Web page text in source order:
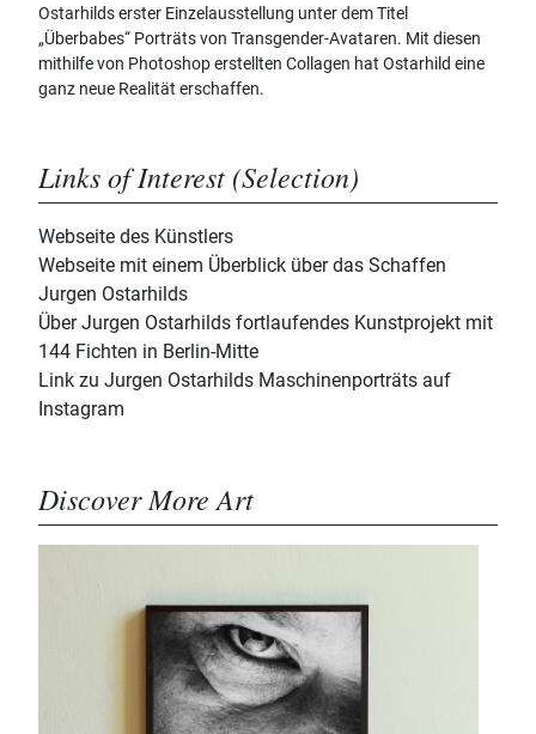
Ostarhilds erster Einzelausstellung unter dem Titel
„Überbabes“ Porträts von Transgender-Avataren. Mit diesen
mithilfe von Photoshop erstellten Collagen hat Ostarhild eine
ganz neue Realität erschaffen.
Links of Interest (Selection)
Webseite des Künstlers
Webseite mit einem Überblick über das Schaffen
Jurgen Ostarhilds
Über Jurgen Ostarhilds fortlaufendes Kunstprojekt mit
144 Fichten in Berlin-Mitte
Link zu Jurgen Ostarhilds Maschinenporträts auf
Instagram
Discover More Art